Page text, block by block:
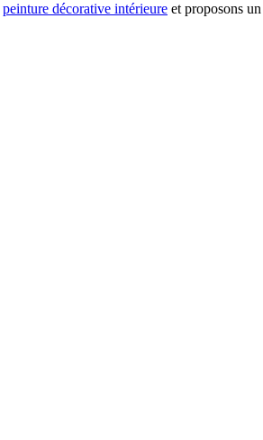
peinture décorative intérieure et proposons